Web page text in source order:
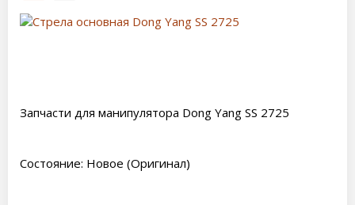
Запчасти для манипулятора Dong Yang SS 2725
Состояние: Новое (Оригинал)